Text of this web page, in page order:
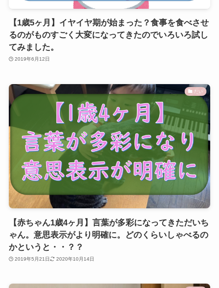
【1歳5ヶ月】イヤイヤ期が始まった？食事を食べさせ
るのがものすごく大変になってきたのでいろいろ試し
てみました。
2019年6月12日
だい
【赤ちゃん1歳4ヶ月】言葉が多彩になってきただいち
ゃん。意思表示がより明確に。どのくらいしゃべるの
かというと・・？？
2019年5月21日 2020年10月14日